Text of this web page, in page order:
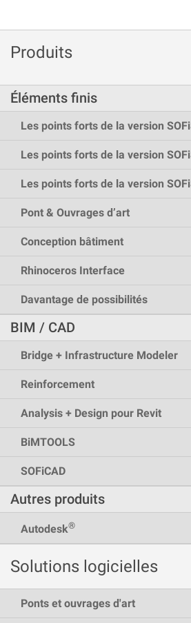
Produits
Éléments finis
Les points forts de la version
Les points forts de la version
Les points forts de la version
Pont & Ouvrages d’art
Conception bâtiment
Rhinoceros Interface
Davantage de possibilités
BIM / CAD
Bridge + Infrastructure Modeler
Reinforcement
Analysis + Design pour Revit
BiMTOOLS
SOFiCAD
Autres produits
Autodesk®
Solutions logicielles
Ponts et ouvrages d'art